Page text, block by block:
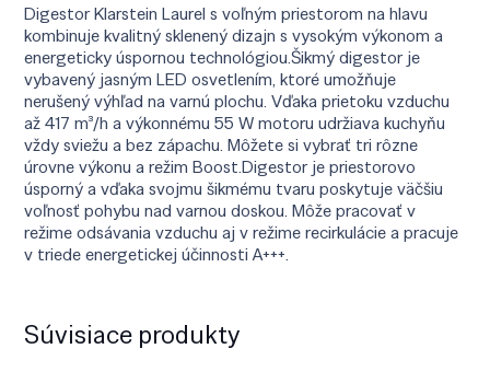
Digestor Klarstein Laurel s voľným priestorom na hlavu
kombinuje kvalitný sklenený dizajn s vysokým výkonom a
energeticky úspornou technológiou.Šikmý digestor je
vybavený jasným LED osvetlením, ktoré umožňuje
nerušený výhľad na varnú plochu. Vďaka prietoku vzduchu
až 417 m³/h a výkonnému 55 W motoru udržiava kuchyňu
vždy sviežu a bez zápachu. Môžete si vybrať tri rôzne
úrovne výkonu a režim Boost.Digestor je priestorovo
úsporný a vďaka svojmu šikmému tvaru poskytuje väčšiu
voľnosť pohybu nad varnou doskou. Môže pracovať v
režime odsávania vzduchu aj v režime recirkulácie a pracuje
v triede energetickej účinnosti A+++.
Súvisiace produkty